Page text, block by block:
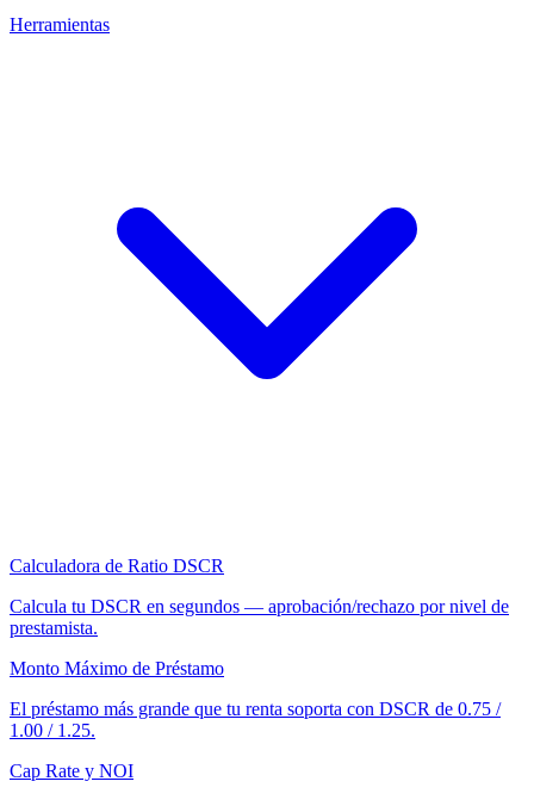
Herramientas
Calculadora de Ratio DSCR
Calcula tu DSCR en segundos — aprobación/rechazo por nivel de
prestamista.
Monto Máximo de Préstamo
El préstamo más grande que tu renta soporta con DSCR de 0.75 /
1.00 / 1.25.
Cap Rate y NOI